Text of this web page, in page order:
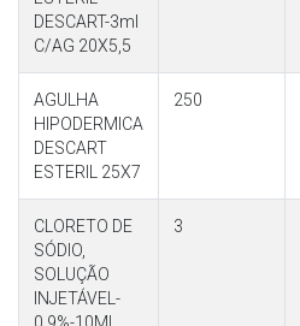
DESCART-3ml
C/AG 20X5,5
AGULHA
HIPODERMICA
DESCART
ESTERIL 25X7
250
CLORETO DE
SÓDIO,
SOLUÇÃO
INJETÁVEL-
3